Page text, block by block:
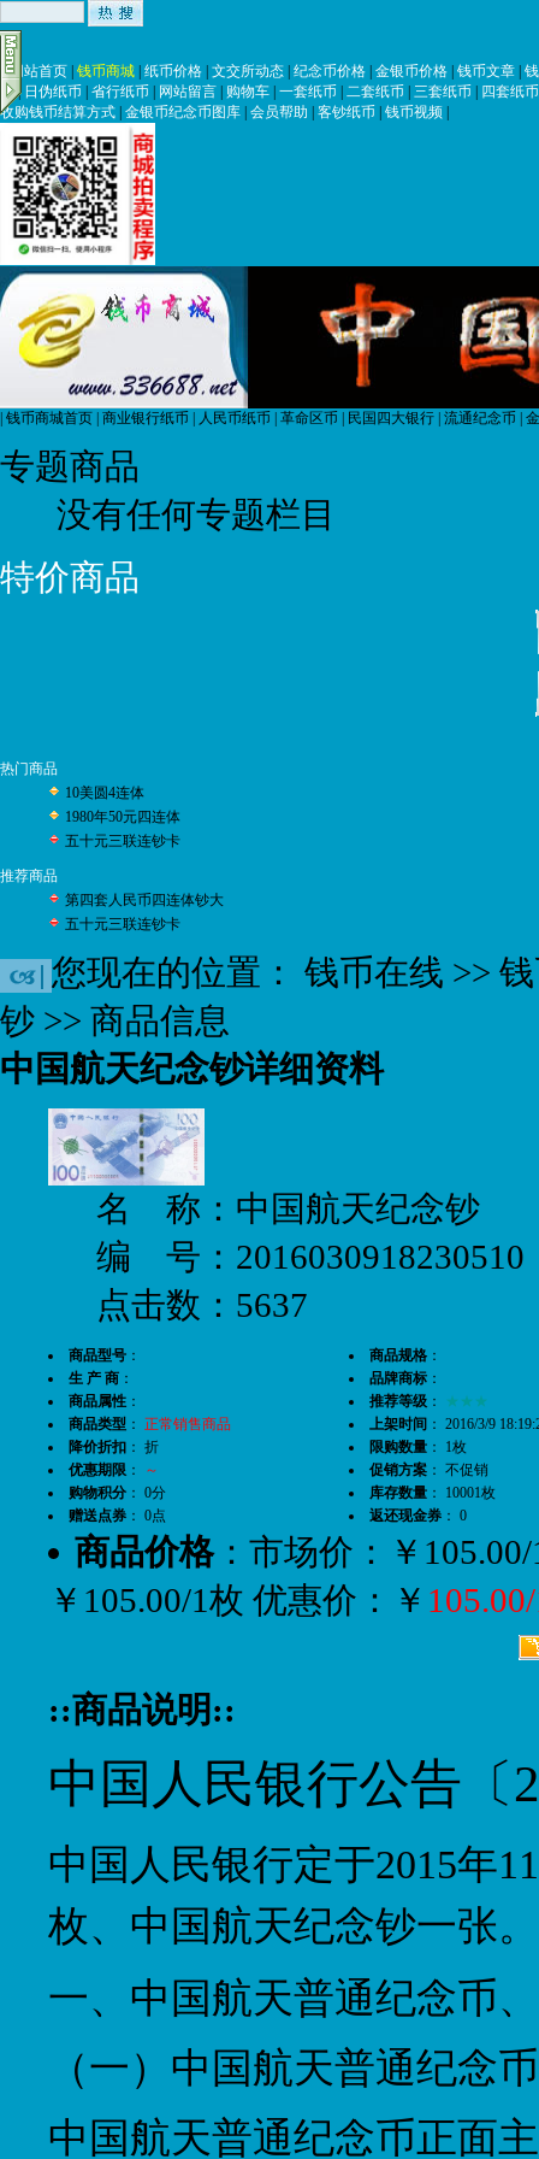
|网站首页 钱币商城 纸币价格 文交所动态 纪念币价格 金银币价格 钱币文章
币| 日伪纸币 省行纸币 网站留言 购物车 一套纸币 二套纸币 三套纸币
四套纸币
收购钱币结算方式 金银币纪念币图库 会员帮助 客钞纸币 钱币视频
钱币商城首页 商业银行纸币 人民币纸币 革命区币 民国四大银行 流通纪念币
专题商品
没有任何专题栏目
特价商品
热门商品
10美圆4连体
1980年50元四连体
五十元三联连钞卡
推荐商品
第四套人民币四连体钞大
五十元三联连钞卡
您现在的位置： 钱币在线 >>
钞 >> 商品信息
中国航天纪念钞详细资料
名 称：中国航天纪念钞
编 号：2016030918230510
点击数：5637
商品型号 ：
生 产 商 ：
商品属性 ：
商品类型 ： 正常销售商品
降价折扣 ： 折
优惠期限 ：
～
购物积分 ： 0分
赠送点券 ： 0点
商品规格 ：
品牌商标 ：
推荐等级 ：
★★★
上架时间 ： 2016/3/9
限购数量 ： 1枚
促销方案 ： 不促销
库存数量 ： 10001枚
返还现金券 ： 0
商品价格：市场价：￥
￥105.00/1枚 优惠价：￥
::商品说明::
中国人民银行公告〔
中国人民银行定于2015年
枚、中国航天纪念钞一张。
一、中国航天普通纪念币
（一）中国航天普通纪念
中国航天普通纪念币正面